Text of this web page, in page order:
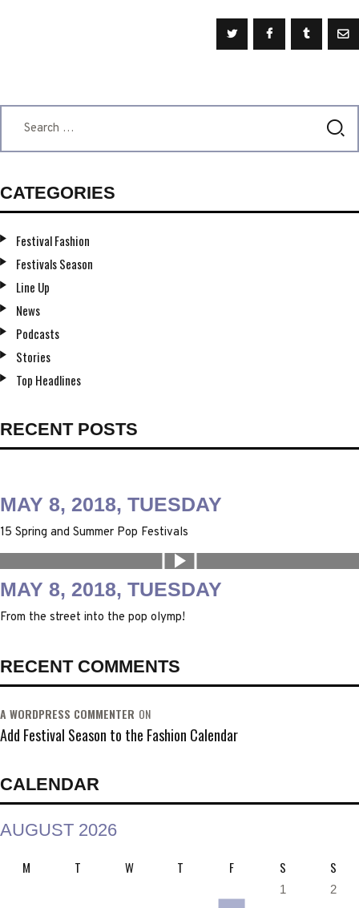
CATEGORIES
Festival Fashion
Festivals Season
Line Up
News
Podcasts
Stories
Top Headlines
RECENT POSTS
MAY 8, 2018, TUESDAY
15 Spring and Summer Pop Festivals
MAY 8, 2018, TUESDAY
From the street into the pop olymp!
RECENT COMMENTS
A WORDPRESS COMMENTER ON
Add Festival Season to the Fashion Calendar
CALENDAR
AUGUST 2026
M T W T F S S
1
2